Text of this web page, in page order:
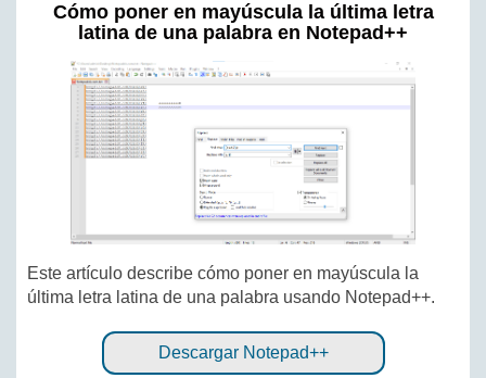
Cómo poner en mayúscula la última letra
latina de una palabra en Notepad++
Este artículo describe cómo poner en mayúscula la
última letra latina de una palabra usando Notepad++.
Descargar Notepad++